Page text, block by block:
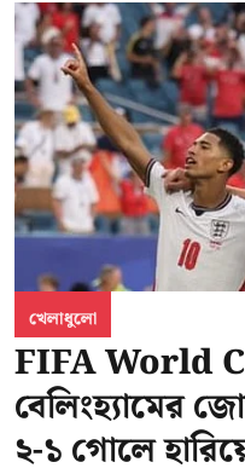
খেলাধুলো
FIFA World
বেলিংহ্যামের
২-১ গোলে